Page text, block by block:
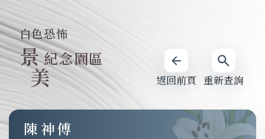
重新查詢
返回前頁
白色恐怖
景
美
紀念園區
陳神傅